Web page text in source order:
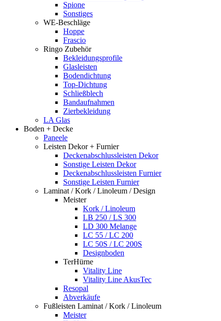
Spione
Sonstiges
WE-Beschläge
Hoppe
Frascio
Ringo Zubehör
Bekleidungsprofile
Glasleisten
Bodendichtung
Top-Dichtung
Schließblech
Bandaufnahmen
Zierbekleidung
LA Glas
Boden + Decke
Paneele
Leisten Dekor + Furnier
Deckenabschlussleisten Dekor
Sonstige Leisten Dekor
Deckenabschlussleisten Furnier
Sonstige Leisten Furnier
Laminat / Kork / Linoleum / Design
Meister
Kork / Linoleum
LB 250 / LS 300
LD 300 Melange
LC 55 / LC 200
LC 50S / LC 200S
Designboden
TerHürne
Vitality Line
Vitality Line AkusTec
Resopal
Abverkäufe
Fußleisten Laminat / Kork / Linoleum
Meister